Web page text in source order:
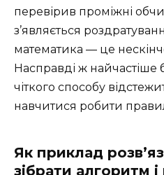
перевірив проміжні
з’являється
математика — це
Насправді ж найчастіше
чіткого способу
навчитися робити
Як приклад
зібрати алгоритм